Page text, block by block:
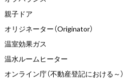
親子ドア
オリジネーター（Originator）
温室効果ガス
温水ルームヒーター
オンライン庁（不動産登記における～）